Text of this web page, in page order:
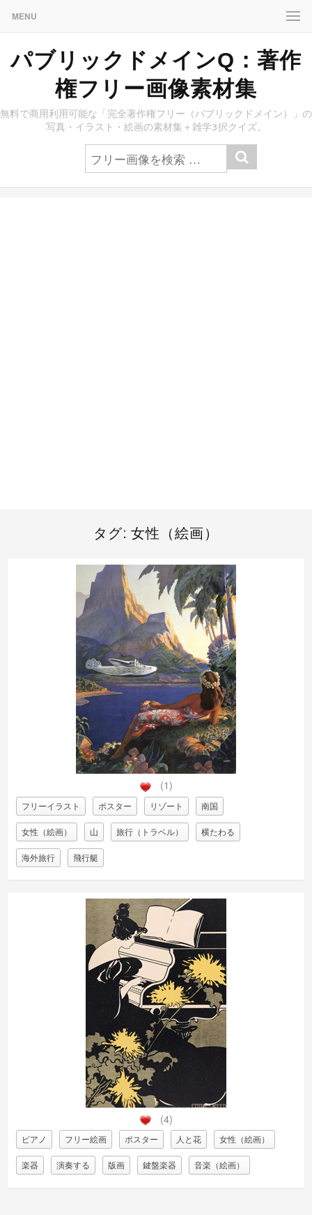
MENU
パブリックドメインQ：著作
権フリー画像素材集
無料で商用利用可能な「完全著作権フリー（パブリックドメイン）」の
写真・イラスト・絵画の素材集＋雑学3択クイズ。
タグ: 女性（絵画）
(1)
フリーイラスト ポスター リゾート 南国
女性（絵画） 山 旅行（トラベル） 横たわる
海外旅行 飛行艇
(4)
ピアノ フリー絵画 ポスター 人と花 女性（絵画）
楽器 演奏する 版画 鍵盤楽器 音楽（絵画）